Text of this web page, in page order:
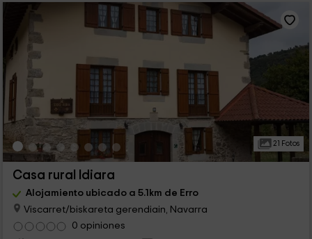
21 Fotos
Casa rural Idiara
Alojamiento ubicado a 5.1km de Erro
Viscarret/biskareta gerendiain, Navarra
0 opiniones